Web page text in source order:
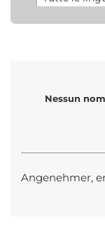
Nessun
Angenehmer,